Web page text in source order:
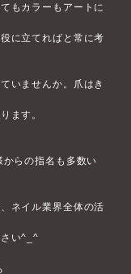
もカラーもアートに
に立てればと常に考
いませんか。爪はき
ます。
らの指名も多数い
ネイル業界全体の活
い^_^